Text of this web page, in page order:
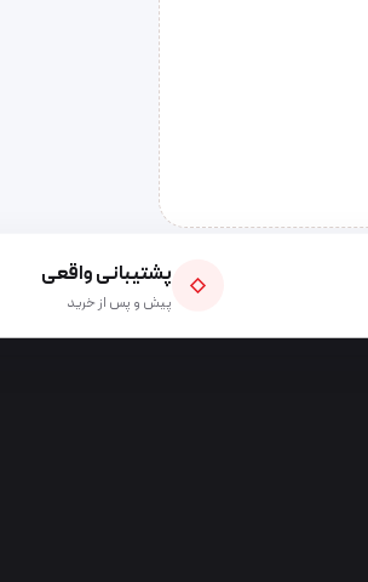
◇ پشتیبانی واقعی
پیش و پس از خرید